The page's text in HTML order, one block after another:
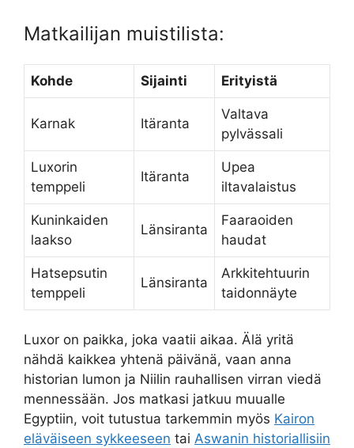
Matkailijan muistilista:
Kohde Sijainti Erityistä
Karnak Itäranta
Valtava
pylvässali
Luxorin
temppeli
Itäranta
Upea
iltavalaistus
Kuninkaiden
laakso
Länsiranta
Faaraoiden
haudat
Hatsepsutin
temppeli
Länsiranta
Arkkitehtuurin
taidonnäyte
Luxor on paikka, joka vaatii aikaa. Älä yritä
nähdä kaikkea yhtenä päivänä, vaan anna
historian lumon ja Niilin rauhallisen virran viedä
mennessään. Jos matkasi jatkuu muualle
Egyptiin, voit tutustua tarkemmin myös Kairon
eläväiseen sykkeeseen tai Aswanin historiallisiin